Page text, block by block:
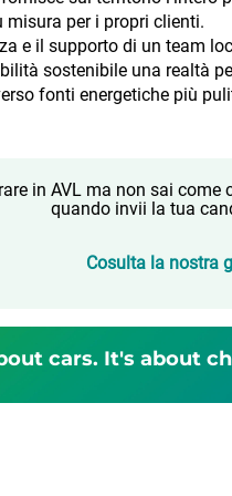
per i propri clienti.
e il supporto di un team
sostenibile una realtà
fonti energetiche più
in AVL ma non sai
quando invii la tua
Cosulta la nostra
cars. It's about